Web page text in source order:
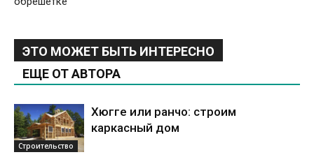
ЭТО МОЖЕТ БЫТЬ ИНТЕРЕСНО
ЕЩЕ ОТ АВТОРА
Строительство
Хюгге или ранчо: строим
каркасный дом